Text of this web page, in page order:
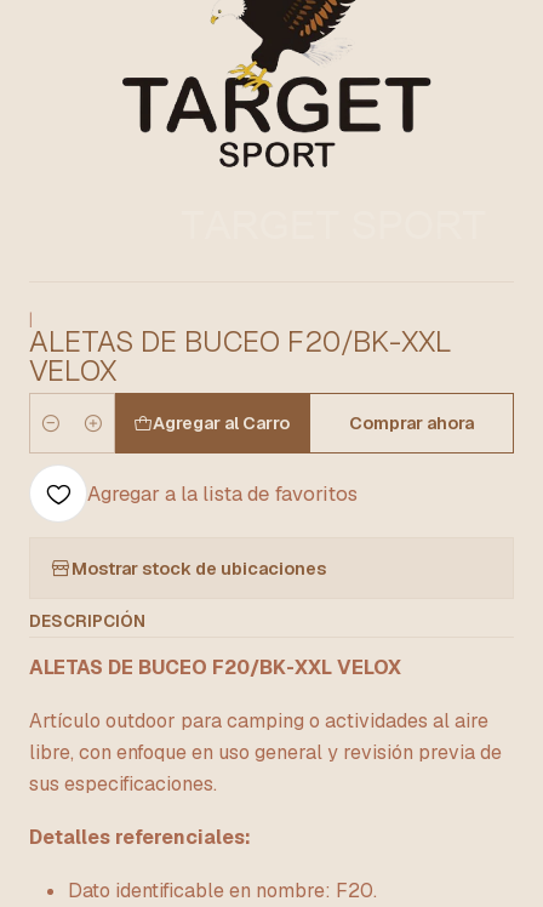
|
ALETAS DE BUCEO F20/BK-XXL
VELOX
Cantidad
Agregar al Carro Comprar ahora
Agregar a la lista de favoritos
Mostrar stock de ubicaciones
DESCRIPCIÓN
ALETAS DE BUCEO F20/BK-XXL VELOX
Artículo outdoor para camping o actividades al aire
libre, con enfoque en uso general y revisión previa de
sus especificaciones.
Detalles referenciales:
Dato identificable en nombre: F20.